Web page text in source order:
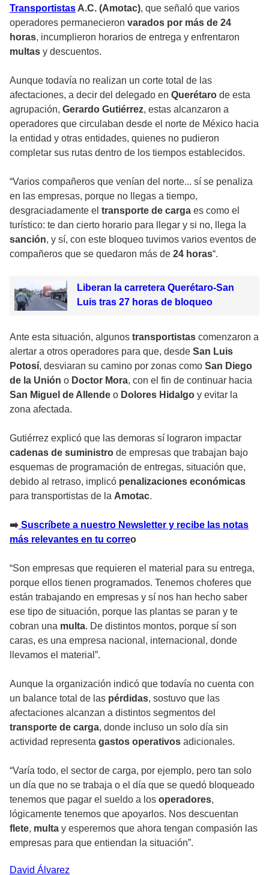
Transportistas A.C. (Amotac), que señaló que varios
operadores permanecieron varados por más de 24
horas, incumplieron horarios de entrega y enfrentaron
multas y descuentos.
Aunque todavía no realizan un corte total de las
afectaciones, a decir del delegado en Querétaro de esta
agrupación, Gerardo Gutiérrez, estas alcanzaron a
operadores que circulaban desde el norte de México hacia
la entidad y otras entidades, quienes no pudieron
completar sus rutas dentro de los tiempos establecidos.
“Varios compañeros que venían del norte... sí se penaliza
en las empresas, porque no llegas a tiempo,
desgraciadamente el transporte de carga es como el
turístico: te dan cierto horario para llegar y si no, llega la
sanción, y sí, con este bloqueo tuvimos varios eventos de
compañeros que se quedaron más de 24 horas“.
Liberan la carretera Querétaro-San
Luis tras 27 horas de bloqueo
Ante esta situación, algunos transportistas comenzaron a
alertar a otros operadores para que, desde San Luis
Potosí, desviaran su camino por zonas como San Diego
de la Unión o Doctor Mora, con el fin de continuar hacia
San Miguel de Allende o Dolores Hidalgo y evitar la
zona afectada.
Gutiérrez explicó que las demoras sí lograron impactar
cadenas de suministro de empresas que trabajan bajo
esquemas de programación de entregas, situación que,
debido al retraso, implicó penalizaciones económicas
para transportistas de la Amotac.
➡️ Suscríbete a nuestro Newsletter y recibe las notas
más relevantes en tu correo
“Son empresas que requieren el material para su entrega,
porque ellos tienen programados. Tenemos choferes que
están trabajando en empresas y sí nos han hecho saber
ese tipo de situación, porque las plantas se paran y te
cobran una multa. De distintos montos, porque sí son
caras, es una empresa nacional, internacional, donde
llevamos el material”.
Aunque la organización indicó que todavía no cuenta con
un balance total de las pérdidas, sostuvo que las
afectaciones alcanzan a distintos segmentos del
transporte de carga, donde incluso un solo día sin
actividad representa gastos operativos adicionales.
“Varía todo, el sector de carga, por ejemplo, pero tan solo
un día que no se trabaja o el día que se quedó bloqueado
tenemos que pagar el sueldo a los operadores,
lógicamente tenemos que apoyarlos. Nos descuentan
flete, multa y esperemos que ahora tengan compasión las
empresas para que entiendan la situación”.
David Álvarez